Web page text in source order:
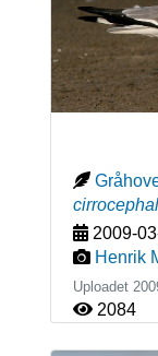
2009-
Henrik
Uploadet
2084